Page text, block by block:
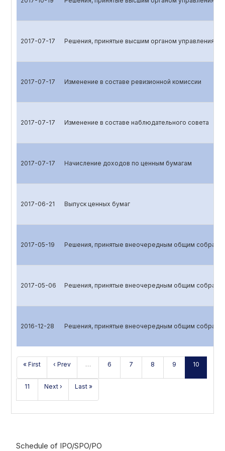
2017-07-17 Решения, принятые высшим органом управления
2017-07-17 Изменение в составе ревизионной комиссии
2017-07-17 Изменение в составе наблюдательного совета
2017-07-17 Начисление доходов по ценным бумагам
2017-06-21 Выпуск ценных бумаг
2017-05-19 Решения, принятые внеочередным общим
2017-05-06 Решения, принятые внеочередным общим
2016-12-28 Решения, принятые внеочередным общим
« First ‹ Prev … 6 7 8 9 10
11 Next › Last »
Schedule of IPO/SPO/PO